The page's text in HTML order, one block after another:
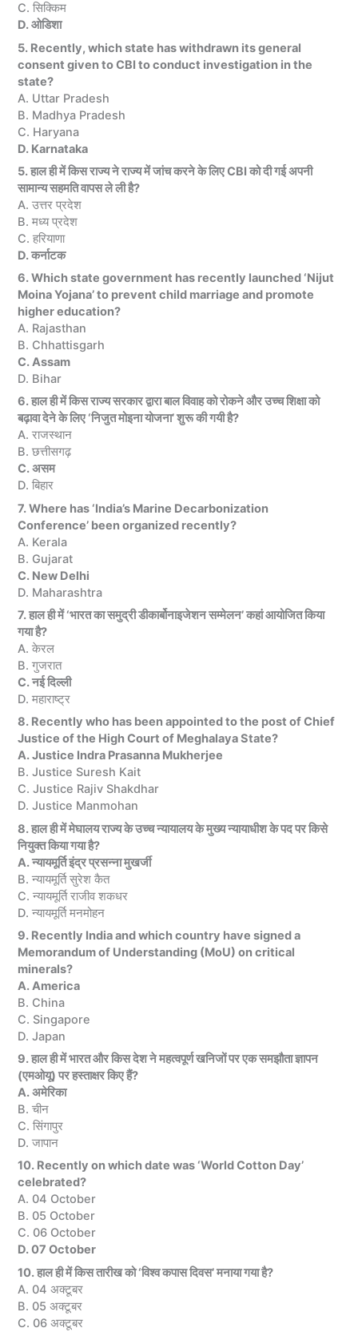
C. सिक्किम
D. ओडिशा
5. Recently, which state has withdrawn its general
consent given to CBI to conduct investigation in the
state?
A. Uttar Pradesh
B. Madhya Pradesh
C. Haryana
D. Karnataka
5. हाल ही में किस राज्य ने राज्य में जांच करने के लिए CBI को दी गई अपनी
सामान्य सहमति वापस ले ली है?
A. उत्तर प्रदेश
B. मध्य प्रदेश
C. हरियाणा
D. कर्नाटक
6. Which state government has recently launched ‘Nijut
Moina Yojana’ to prevent child marriage and promote
higher education?
A. Rajasthan
B. Chhattisgarh
C. Assam
D. Bihar
6. हाल ही में किस राज्य सरकार द्वारा बाल विवाह को रोकने और उच्च शिक्षा को
बढ़ावा देने के लिए ‘निजुत मोइना योजना’ शुरू की गयी है?
A. राजस्थान
B. छत्तीसगढ़
C. असम
D. बिहार
7. Where has ‘India’s Marine Decarbonization
Conference’ been organized recently?
A. Kerala
B. Gujarat
C. New Delhi
D. Maharashtra
7. हाल ही में ‘भारत का समुद्री डीकार्बोनाइजेशन सम्मेलन’ कहां आयोजित किया
गया है?
A. केरल
B. गुजरात
C. नई दिल्ली
D. महाराष्ट्र
8. Recently who has been appointed to the post of Chief
Justice of the High Court of Meghalaya State?
A. Justice Indra Prasanna Mukherjee
B. Justice Suresh Kait
C. Justice Rajiv Shakdhar
D. Justice Manmohan
8. हाल ही में मेघालय राज्य के उच्च न्यायालय के मुख्य न्यायाधीश के पद पर किसे
नियुक्त किया गया है?
A. न्यायमूर्ति इंद्र प्रसन्ना मुखर्जी
B. न्यायमूर्ति सुरेश कैत
C. न्यायमूर्ति राजीव शकधर
D. न्यायमूर्ति मनमोहन
9. Recently India and which country have signed a
Memorandum of Understanding (MoU) on critical
minerals?
A. America
B. China
C. Singapore
D. Japan
9. हाल ही में भारत और किस देश ने महत्वपूर्ण खनिजों पर एक समझौता ज्ञापन
(एमओयू) पर हस्ताक्षर किए हैं?
A. अमेरिका
B. चीन
C. सिंगापुर
D. जापान
10. Recently on which date was ‘World Cotton Day’
celebrated?
A. 04 October
B. 05 October
C. 06 October
D. 07 October
10. हाल ही में किस तारीख को ‘विश्व कपास दिवस’ मनाया गया है?
A. 04 अक्टूबर
B. 05 अक्टूबर
C. 06 अक्टूबर